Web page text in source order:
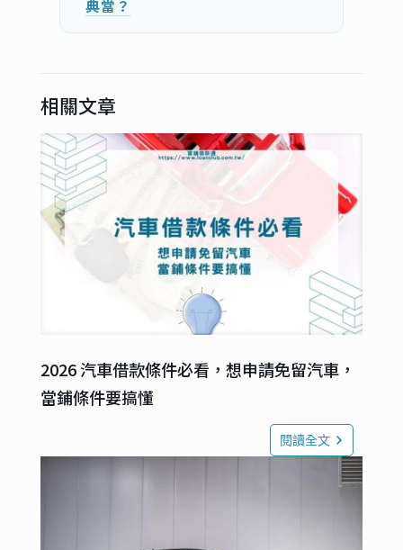
典當？
相關文章
2026 汽車借款條件必看，想申請免留汽車，
當鋪條件要搞懂
閱讀全文